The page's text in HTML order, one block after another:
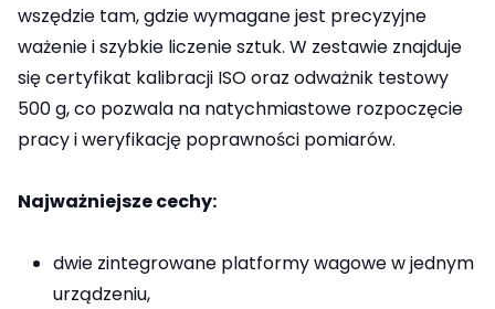
wszędzie tam, gdzie wymagane jest precyzyjne
ważenie i szybkie liczenie sztuk. W zestawie znajduje
się certyfikat kalibracji ISO oraz odważnik testowy
500 g, co pozwala na natychmiastowe rozpoczęcie
pracy i weryfikację poprawności pomiarów.
Najważniejsze cechy:
dwie zintegrowane platformy wagowe w jednym
urządzeniu,